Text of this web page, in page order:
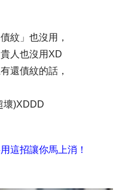
紋」也沒用，
人也沒用XD
還債紋的話，
壞)XDDD
這招讓你馬上消！